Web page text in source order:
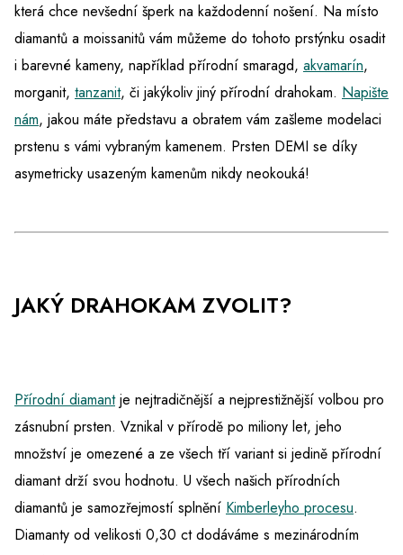
která chce nevšední šperk na každodenní nošení. Na místo
diamantů a moissanitů vám můžeme do tohoto prstýnku osadit
i barevné kameny, například přírodní smaragd, akvamarín,
morganit, tanzanit, či jakýkoliv jiný přírodní drahokam. Napište
nám, jakou máte představu a obratem vám zašleme modelaci
prstenu s vámi vybraným kamenem. Prsten DEMI se díky
asymetricky usazeným kamenům nikdy neokouká!
JAKÝ DRAHOKAM ZVOLIT?
Přírodní diamantje nejtradičnější a nejprestižnější volbou pro
zásnubní prsten. Vznikal v přírodě po miliony let, jeho
množství je omezené a ze všech tří variant si jedině přírodní
diamant drží svou hodnotu. U všech našich přírodních
diamantů je samozřejmostí splnění Kimberleyho procesu.
Diamanty od velikosti 0,30 ct dodáváme s mezinárodním